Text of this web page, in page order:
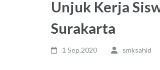
Unjuk Kerja
Surakarta
1 Sep,2020 smksahid